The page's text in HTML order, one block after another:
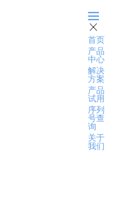
끀
ꁲ
首页
产品
中心
解决
方案
产品
试用
序列
号查
询
关于
我们